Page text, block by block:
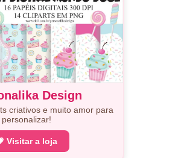
Design
criativos e muito amor para
personalizar!
Visitar a loja